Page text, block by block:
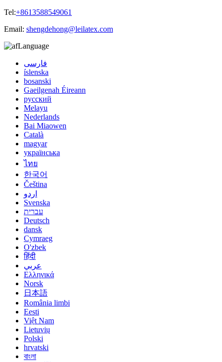
Tel:+8613588549061
Email: shengdehong@leilatex.com
Language
فارسی
íslenska
bosanski
Gaeilgenah Éireann
русский
Melayu
Nederlands
Bai Miaowen
Català
magyar
українська
ไทย
한국어
Čeština
اردو
Svenska
עברית
Deutsch
dansk
Cymraeg
O'zbek
हिंदी
عربي
Ελληνικά
Norsk
日本語
România limbi
Eesti
Việt Nam
Lietuvių
Polski
hrvatski
বাংলা